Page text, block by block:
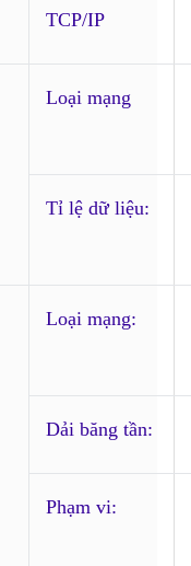
TCP/IP
Loại mạng
Tỉ lệ dữ liệu:
Loại mạng:
Dải băng tần:
Phạm vi: